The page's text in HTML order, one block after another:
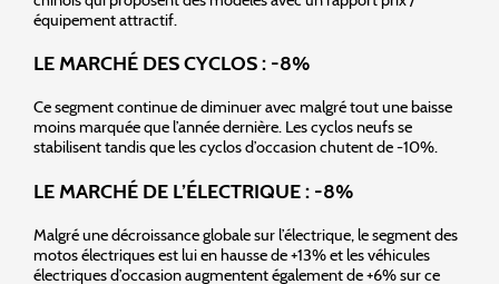
équipement attractif.
LE MARCHÉ DES CYCLOS : -8%
Ce segment continue de diminuer avec malgré tout une baisse
moins marquée que l’année dernière. Les cyclos neufs se
stabilisent tandis que les cyclos d’occasion chutent de -10%.
LE MARCHÉ DE L’ÉLECTRIQUE : -8%
Malgré une décroissance globale sur l’électrique, le segment des
motos électriques est lui en hausse de +13% et les véhicules
électriques d’occasion augmentent également de +6% sur ce